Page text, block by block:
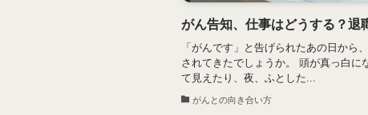
がん告知、仕事はどうする？退
「がんです」と告げられたあの日から
されてきたでしょうか。 頭が真っ白に
て見えたり、夜、ふとした...
がんとの向き合い方